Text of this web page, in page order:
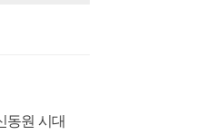
동원 시대